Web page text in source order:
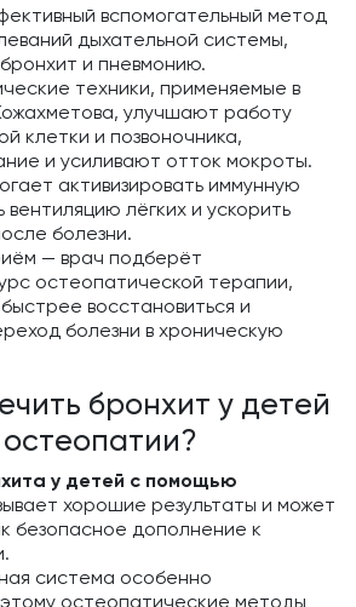
вспомогательный метод
дыхательной системы,
и пневмонию.
техники, применяемые в
улучшают работу
клетки и позвоночника,
и усиливают отток мокроты.
активизировать иммунную
вентиляцию лёгких и ускорить
болезни.
— врач подберёт
остеопатической терапии,
восстановиться и
болезни в хроническую
бронхит у детей
у детей с помощью
хорошие результаты и может
безопасное дополнение к
система особенно
остеопатические методы